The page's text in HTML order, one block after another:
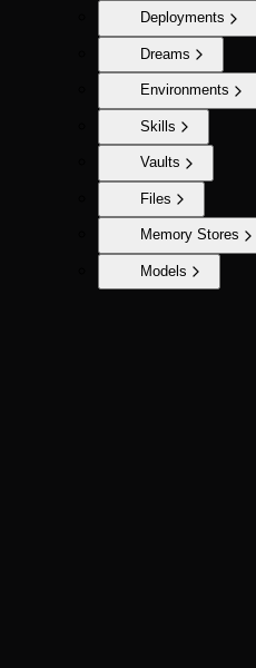
Deployments
Dreams
Environments
Skills
Vaults
Files
Memory Stores
Models